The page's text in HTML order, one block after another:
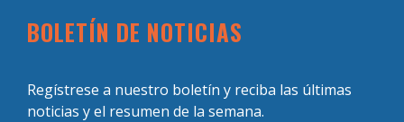
BOLETÍN DE NOTICIAS
Regístrese a nuestro boletín y reciba las últimas
noticias y el resumen de la semana.